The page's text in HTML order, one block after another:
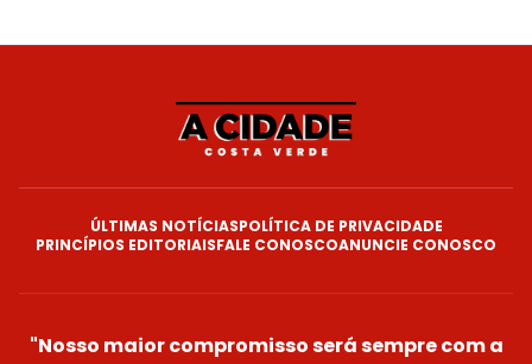
ÚLTIMAS NOTÍCIASPOLÍTICA DE PRIVACIDADE
PRINCÍPIOS EDITORIAISFALE CONOSCOANUNCIE CONOSCO
"Nosso maior compromisso será sempre com a